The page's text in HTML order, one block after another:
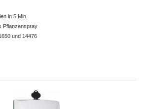
in 5 Min.
Pflanzenspray
und 14476